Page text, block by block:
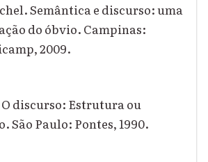
Semântica e discurso: uma
do óbvio. Campinas:
2009.
discurso: Estrutura ou
São Paulo: Pontes, 1990.